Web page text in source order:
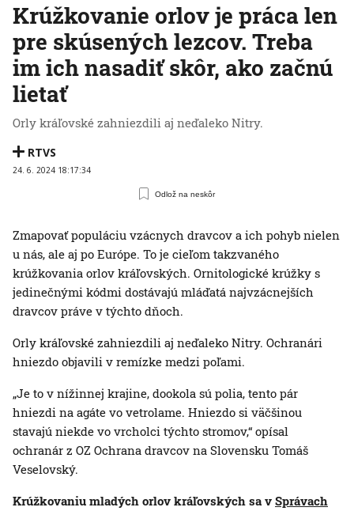
Krúžkovanie orlov je práca len
pre skúsených lezcov. Treba
im ich nasadiť skôr, ako začnú
lietať
Orly kráľovské zahniezdili aj neďaleko Nitry.
RTVS
24. 6. 2024 18:17:34
Odlož na neskôr
Zmapovať populáciu vzácnych dravcov a ich pohyb nielen
u nás, ale aj po Európe. To je cieľom takzvaného
krúžkovania orlov kráľovských. Ornitologické krúžky s
jedinečnými kódmi dostávajú mláďatá najvzácnejších
dravcov práve v týchto dňoch.
Orly kráľovské zahniezdili aj neďaleko Nitry. Ochranári
hniezdo objavili v remízke medzi poľami.
„Je to v nížinnej krajine, dookola sú polia, tento pár
hniezdi na agáte vo vetrolame. Hniezdo si väčšinou
stavajú niekde vo vrcholci týchto stromov,“ opísal
ochranár z OZ Ochrana dravcov na Slovensku Tomáš
Veselovský.
Krúžkovaniu mladých orlov kráľovských sa v Správach